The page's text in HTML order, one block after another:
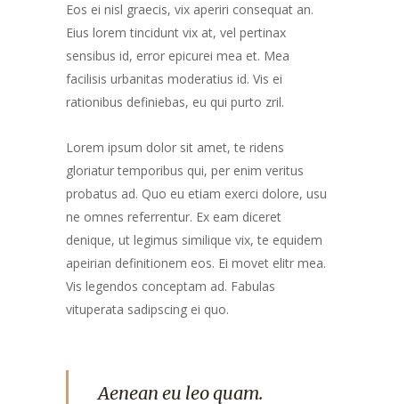
Eos ei nisl graecis, vix aperiri consequat an.
Eius lorem tincidunt vix at, vel pertinax
sensibus id, error epicurei mea et. Mea
facilisis urbanitas moderatius id. Vis ei
rationibus definiebas, eu qui purto zril.
Lorem ipsum dolor sit amet, te ridens
gloriatur temporibus qui, per enim veritus
probatus ad. Quo eu etiam exerci dolore, usu
ne omnes referrentur. Ex eam diceret
denique, ut legimus similique vix, te equidem
apeirian definitionem eos. Ei movet elitr mea.
Vis legendos conceptam ad. Fabulas
vituperata sadipscing ei quo.
Aenean eu leo quam.